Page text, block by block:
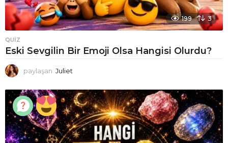
199 3
QUIZ
Eski Sevgilin Bir Emoji Olsa Hangisi Olurdu?
paylaşan Juliet